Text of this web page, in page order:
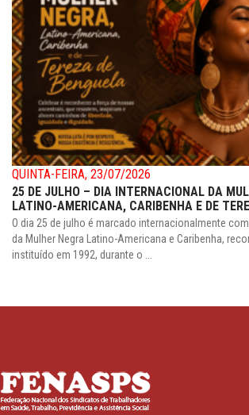
QUINTA-FEIRA, 23/07/2026
25 DE JULHO – DIA INTERNACIONAL DA
LATINO-AMERICANA, CARIBENHA E DE
O dia 25 de julho é marcado internacionalmente
da Mulher Negra Latino-Americana e Caribenha,
instituído em 1992, durante o ...